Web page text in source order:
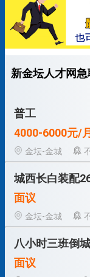
新金坛人才网
普工
4000-6000元/月
金坛-金城
城西长白装配
面议
金坛-金城
八小时三班倒
面议